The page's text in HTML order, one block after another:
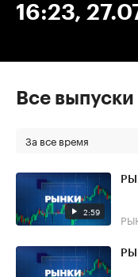
16:23,
Все
За все время
2:59